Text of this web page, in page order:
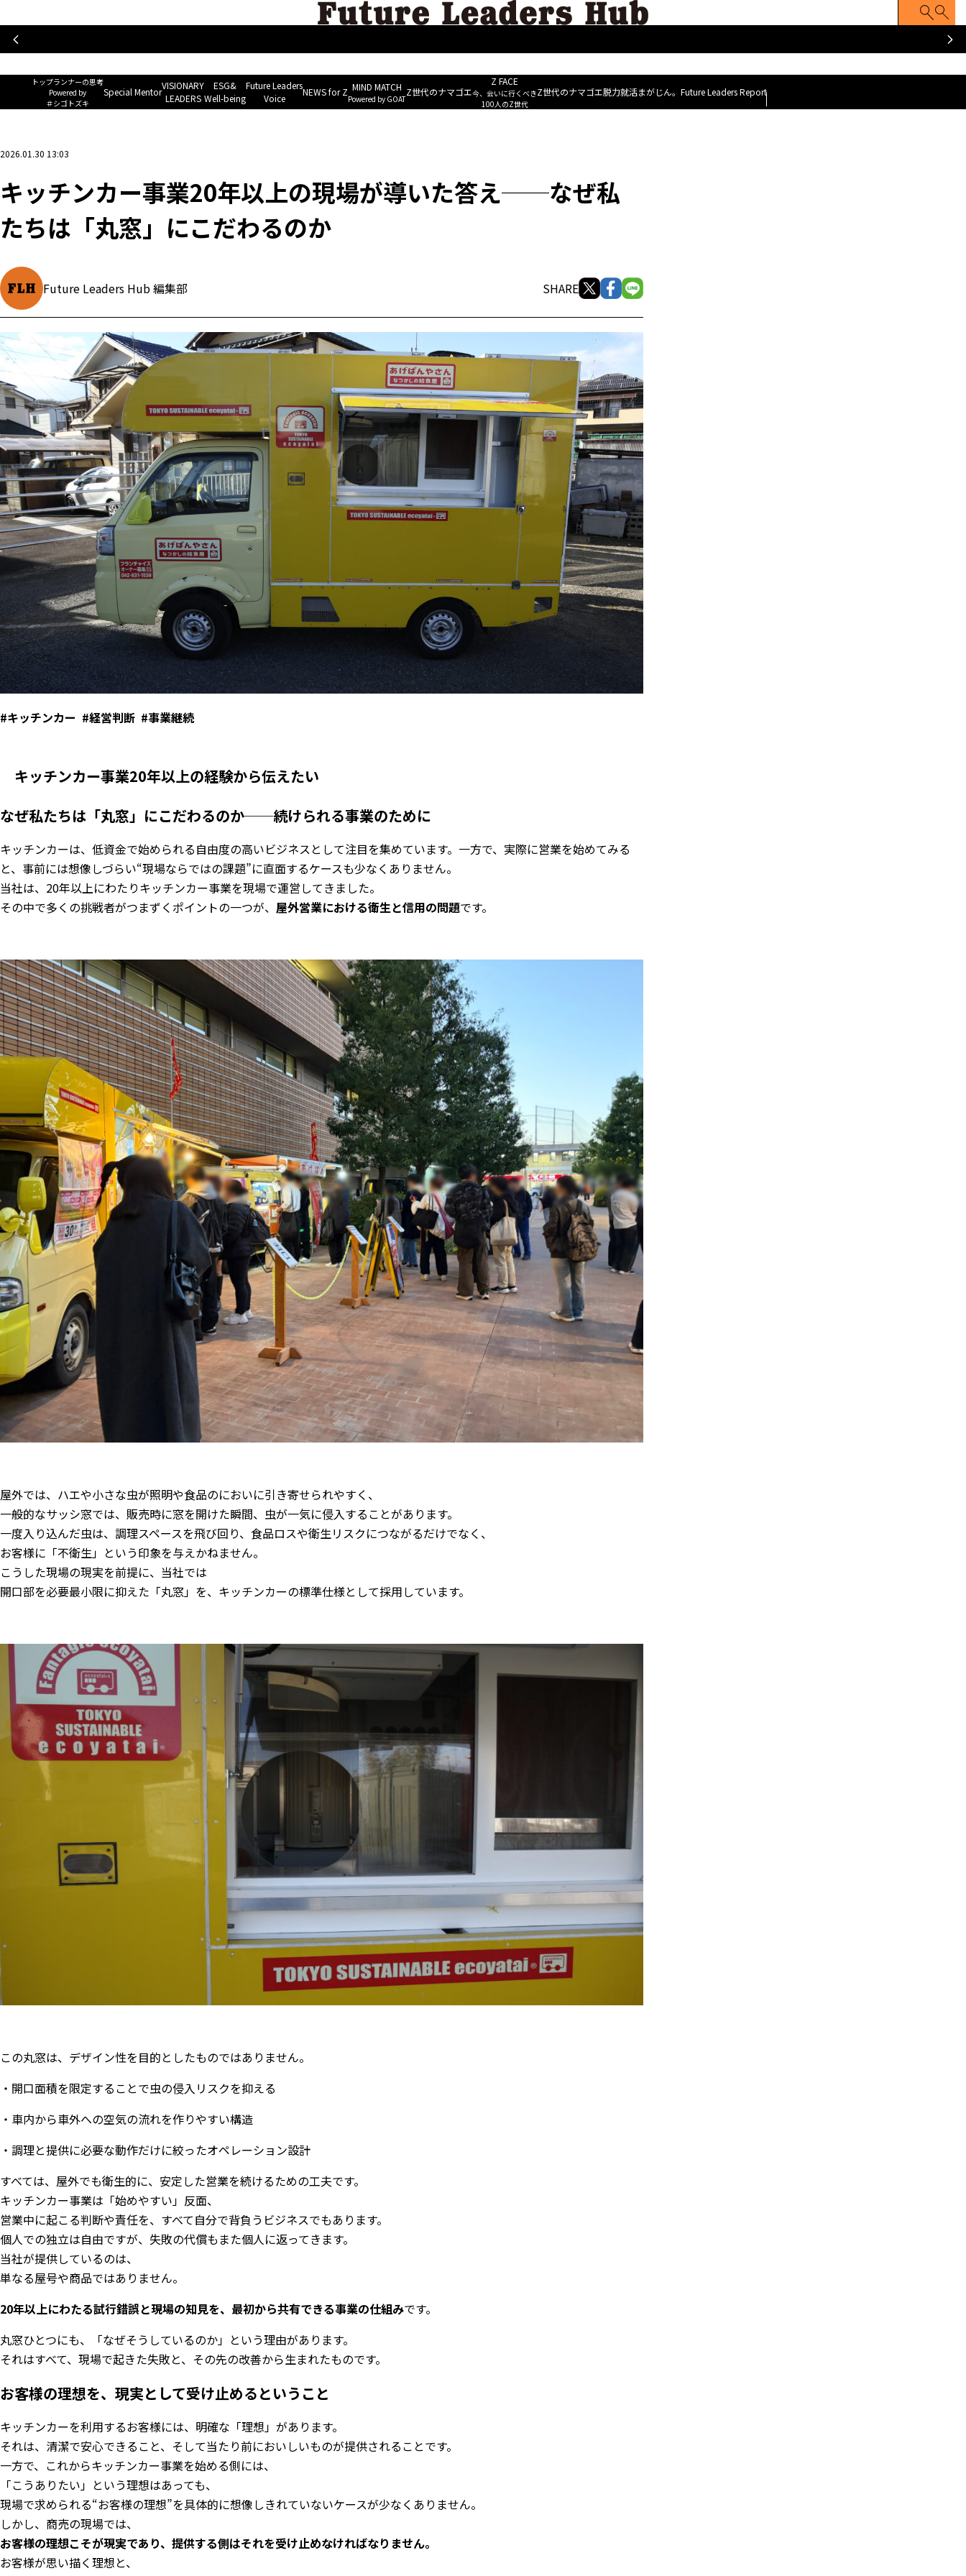
脱力就活まが
トップランナーの思考
Powered by
＃シゴトズキ
Special Mentor
VISIONARY
LEADERS
ESG&
Well-being
Future Leaders
Voice
NEWS for Z MIND MATCH
Powered by GOAT
Z世代のナマゴエ
Z FACE
今、会いに行くべき
100人のZ世代
Z世代のナマゴエ脱力就活まがじん。 Future Leaders Report
企業ニュース> キッチンカー事業20年以上の現場が導いた答え──なぜ私たちは「丸窓」にこだわるのか
2026.01.30 13:03
キッチンカー事業20年以上の現場が導いた答え──なぜ私
たちは「丸窓」にこだわるのか
Future Leaders Hub 編集部 SHARE
#キッチンカー #経営判断 #事業継続
キッチンカー事業20年以上の経験から伝えたい
なぜ私たちは「丸窓」にこだわるのか──続けられる事業のために
キッチンカーは、低資金で始められる自由度の高いビジネスとして注目を集めています。一方で、実際に営業を始めてみる
と、事前には想像しづらい“現場ならではの課題”に直面するケースも少なくありません。
当社は、20年以上にわたりキッチンカー事業を現場で運営してきました。
その中で多くの挑戦者がつまずくポイントの一つが、 屋外営業における衛生と信用の問題です。
屋外では、ハエや小さな虫が照明や食品のにおいに引き寄せられやすく、
一般的なサッシ窓では、販売時に窓を開けた瞬間、虫が一気に侵入することがあります。
一度入り込んだ虫は、調理スペースを飛び回り、食品ロスや衛生リスクにつながるだけでなく、
お客様に「不衛生」という印象を与えかねません。
こうした現場の現実を前提に、当社では
開口部を必要最小限に抑えた「丸窓」を、キッチンカーの標準仕様として採用しています。
この丸窓は、デザイン性を目的としたものではありません。
・開口面積を限定することで虫の侵入リスクを抑える
・車内から車外への空気の流れを作りやすい構造
・調理と提供に必要な動作だけに絞ったオペレーション設計
すべては、屋外でも衛生的に、安定した営業を続けるための工夫です。
キッチンカー事業は「始めやすい」反面、
営業中に起こる判断や責任を、すべて自分で背負うビジネスでもあります。
個人での独立は自由ですが、失敗の代償もまた個人に返ってきます。
当社が提供しているのは、
単なる屋号や商品ではありません。
20年以上にわたる試行錯誤と現場の知見を、最初から共有できる事業の仕組みです。
丸窓ひとつにも、「なぜそうしているのか」という理由があります。
それはすべて、現場で起きた失敗と、その先の改善から生まれたものです。
お客様の理想を、現実として受け止めるということ
キッチンカーを利用するお客様には、明確な「理想」があります。
それは、清潔で安心できること、そして当たり前においしいものが提供されることです。
一方で、これからキッチンカー事業を始める側には、
「こうありたい」という理想はあっても、
現場で求められる“お客様の理想”を具体的に想像しきれていないケースが少なくありません。
しかし、商売の現場では、
お客様の理想こそが現実であり、提供する側はそれを受け止めなければなりません。
お客様が思い描く理想と、